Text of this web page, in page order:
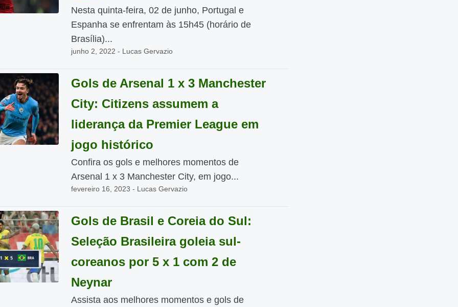
Nesta quinta-feira, 02 de junho, Portugal e
Espanha se enfrentam às 15h45 (horário de
Brasília)...
junho 2, 2022 - Lucas Gervazio
Gols de Arsenal 1 x 3 Manchester
City: Citizens assumem a
liderança da Premier League em
jogo histórico
Confira os gols e melhores momentos de
Arsenal 1 x 3 Manchester City, em jogo...
fevereiro 16, 2023 - Lucas Gervazio
Gols de Brasil e Coreia do Sul:
Seleção Brasileira goleia sul-
coreanos por 5 x 1 com 2 de
Neynar
Assista aos melhores momentos e gols de